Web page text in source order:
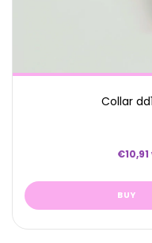
Collar
€10,91